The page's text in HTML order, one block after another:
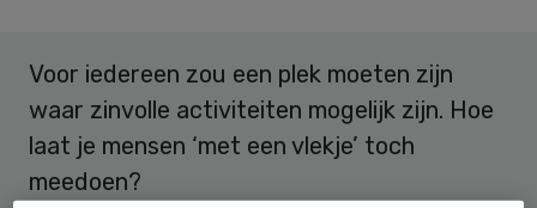
Voor iedereen zou een plek moeten zijn
waar zinvolle activiteiten mogelijk zijn. Hoe
laat je mensen ‘met een vlekje’ toch
meedoen?